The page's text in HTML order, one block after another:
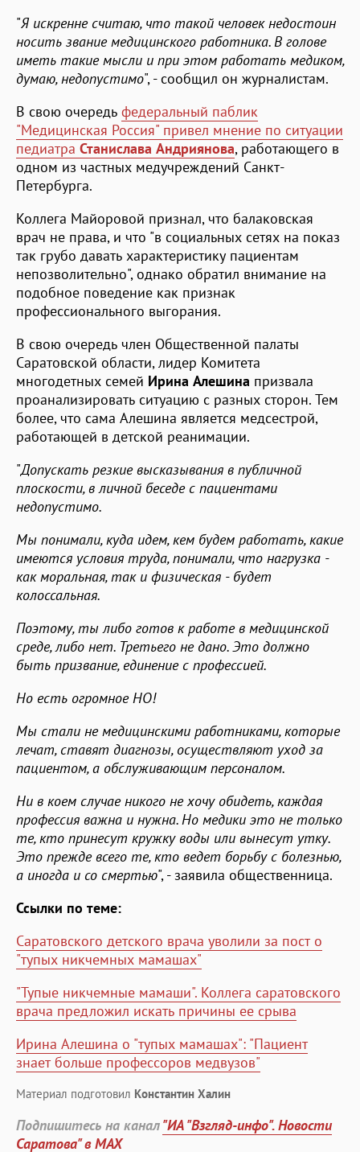
"Я искренне считаю, что такой человек недостоин
носить звание медицинского работника. В голове
иметь такие мысли и при этом работать медиком,
думаю, недопустимо", - сообщил он журналистам.
В свою очередь федеральный паблик
"Медицинская Россия" привел мнение по ситуации
педиатра Станислава Андриянова, работающего в
одном из частных медучреждений Санкт-
Петербурга.
Коллега Майоровой признал, что балаковская
врач не права, и что "в социальных сетях на показ
так грубо давать характеристику пациентам
непозволительно", однако обратил внимание на
подобное поведение как признак
профессионального выгорания.
В свою очередь член Общественной палаты
Саратовской области, лидер Комитета
многодетных семей Ирина Алешина призвала
проанализировать ситуацию с разных сторон. Тем
более, что сама Алешина является медсестрой,
работающей в детской реанимации.
"Допускать резкие высказывания в публичной
плоскости, в личной беседе с пациентами
недопустимо.
Мы понимали, куда идем, кем будем работать, какие
имеются условия труда, понимали, что нагрузка -
как моральная, так и физическая - будет
колоссальная.
Поэтому, ты либо готов к работе в медицинской
среде, либо нет. Третьего не дано. Это должно
быть призвание, единение с профессией.
Но есть огромное НО!
Мы стали не медицинскими работниками, которые
лечат, ставят диагнозы, осуществляют уход за
пациентом, а обслуживающим персоналом.
Ни в коем случае никого не хочу обидеть, каждая
профессия важна и нужна. Но медики это не только
те, кто принесут кружку воды или вынесут утку.
Это прежде всего те, кто ведет борьбу с болезнью,
а иногда и со смертью", - заявила общественница.
Ссылки по теме:
Саратовского детского врача уволили за пост о
"тупых никчемных мамашах"
"Тупые никчемные мамаши". Коллега саратовского
врача предложил искать причины ее срыва
Ирина Алешина о "тупых мамашах": "Пациент
знает больше профессоров медвузов"
Материал подготовил Константин Халин
Подпишитесь на канал"ИА "Взгляд-инфо". Новости
Саратова" в MAX